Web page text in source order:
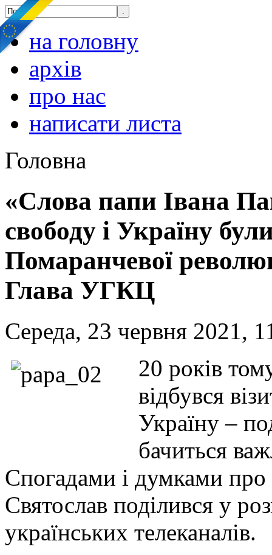
на головну
архів
про нас
написати листа
Головна
«Слова папи Івана
свободу і Україну
Помаранчевої
Глава УГКЦ
Середа, 23 червня 2021,
20 років
відбувся
Україну –
бачиться
Спогадами і думками
Святослав поділився у
українських телеканалів.